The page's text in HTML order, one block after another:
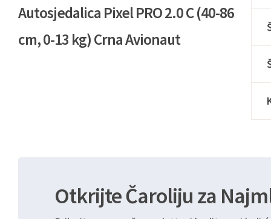
Autosjedalica Pixel PRO 2.0 C (40-86
cm, 0-13 kg) Crna Avionaut
Otkrijte Čaroliju za